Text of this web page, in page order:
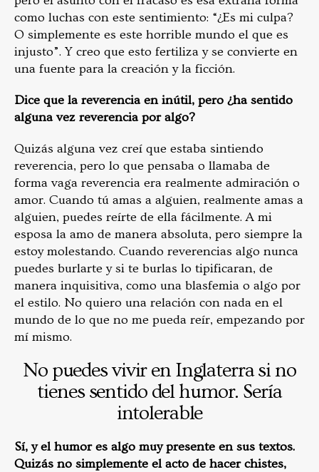
como luchas con este sentimiento: “¿Es mi culpa?
O simplemente es este horrible mundo el que es
injusto”. Y creo que esto fertiliza y se convierte en
una fuente para la creación y la ficción.
Dice que la reverencia en inútil, pero ¿ha sentido
alguna vez reverencia por algo?
Quizás alguna vez creí que estaba sintiendo
reverencia, pero lo que pensaba o llamaba de
forma vaga reverencia era realmente admiración o
amor. Cuando tú amas a alguien, realmente amas a
alguien, puedes reírte de ella fácilmente. A mi
esposa la amo de manera absoluta, pero siempre la
estoy molestando. Cuando reverencias algo nunca
puedes burlarte y si te burlas lo tipificaran, de
manera inquisitiva, como una blasfemia o algo por
el estilo. No quiero una relación con nada en el
mundo de lo que no me pueda reír, empezando por
mí mismo.
No puedes vivir en Inglaterra si no
tienes sentido del humor. Sería
intolerable
Sí, y el humor es algo muy presente en sus textos.
Quizás no simplemente el acto de hacer chistes,